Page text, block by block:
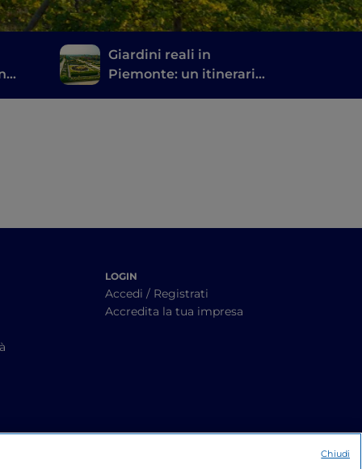
Giardini reali in
Piemonte: un itinerario
LOGIN
Accedi / Registrati
Accredita la tua impresa
Chiudi